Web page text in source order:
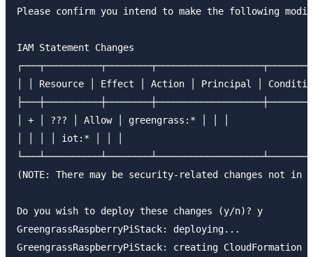
Please confirm you intend to make the following
IAM Statement Changes
│ │ Resource │ Effect │ Action │ Principal │
│ + │ ??? │ Allow │ greengrass:* │ │ │
│ │ │ │ iot:* │ │ │
(NOTE: There may be security-related changes not
Do you wish to deploy these changes (y/n)? y
GreengrassRaspberryPiStack: deploying...
GreengrassRaspberryPiStack: creating CloudFormation